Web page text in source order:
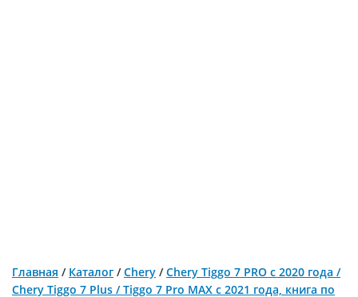
Главная / Каталог /Chery /Chery Tiggo 7 PRO с 2020 года /
Chery Tiggo 7 Plus / Tiggo 7 Pro MAX с 2021 года, книга по